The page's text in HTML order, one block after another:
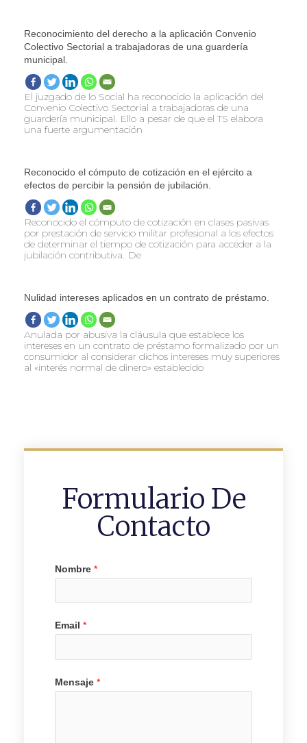
Reconocimiento del derecho a la aplicación Convenio
Colectivo Sectorial a trabajadoras de una guardería
municipal.
El juzgado de lo Social ha reconocido la aplicación del
Convenio Colectivo Sectorial a trabajadoras de una
guardería municipal. Ello a pesar de que el TS elabora
una fuerte argumentación
Reconocido el cómputo de cotización en el ejército a
efectos de percibir la pensión de jubilación.
Reconocido el cómputo de cotización en clases pasivas
por prestación de servicio militar profesional a los efectos
de determinar el tiempo de cotización para acceder a la
jubilación contributiva. De
Nulidad intereses aplicados en un contrato de préstamo.
Anulada por abusiva la cláusula que establece los
intereses en un contrato de préstamo formalizado por un
consumidor al considerar dichos intereses muy superiores
al «interés normal de dinero» establecido
Formulario De
Contacto
Nombre *
Email *
Mensaje *